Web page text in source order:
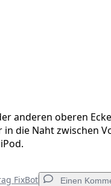
anderen oberen
in die Naht zwischen
FixBot Einen